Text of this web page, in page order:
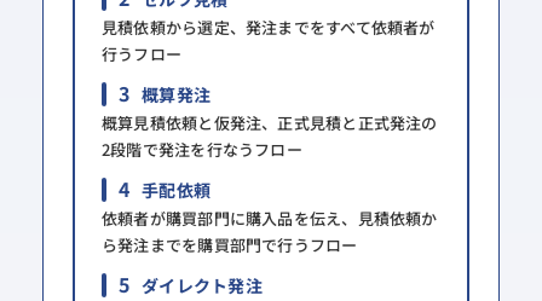
見積依頼から選定、発注までをすべて依頼者が
行うフロー​
3 概算発注
概算見積依頼と仮発注、正式見積と正式発注の
2段階で発注を行なうフロー​
4 手配依頼
依頼者が購買部門に購入品を伝え、見積依頼か
ら発注までを購買部門で行うフロー​
5 ダイレクト発注